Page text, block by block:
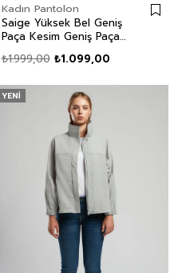
Kadın Pantolon
Saige Yüksek Bel Geniş
Paça Kesim Geniş Paça
Kadın Pantolon₺1.099,00
₺1.999,00
YENI